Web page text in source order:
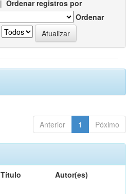
| Ordenar registros por
Ordenar
Anterior 1 Póximo
Título Autor(es)